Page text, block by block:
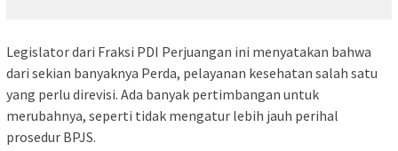
Legislator dari Fraksi PDI Perjuangan ini menyatakan bahwa
dari sekian banyaknya Perda, pelayanan kesehatan salah satu
yang perlu direvisi. Ada banyak pertimbangan untuk
merubahnya, seperti tidak mengatur lebih jauh perihal
prosedur BPJS.